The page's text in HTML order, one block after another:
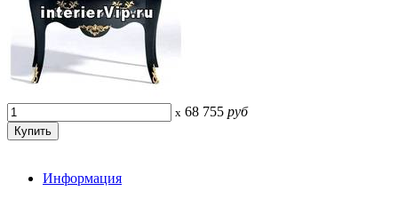
x 68 755 руб
Информация